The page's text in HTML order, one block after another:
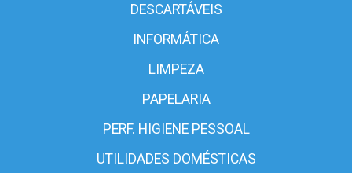
DESCARTÁVEIS
INFORMÁTICA
LIMPEZA
PAPELARIA
PERF. HIGIENE PESSOAL
UTILIDADES DOMÉSTICAS